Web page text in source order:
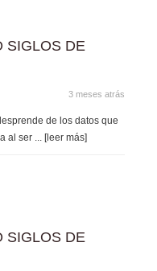
SIGLOS DE
3 meses atrás
de los datos que
al ser
... [leer más]
SIGLOS DE